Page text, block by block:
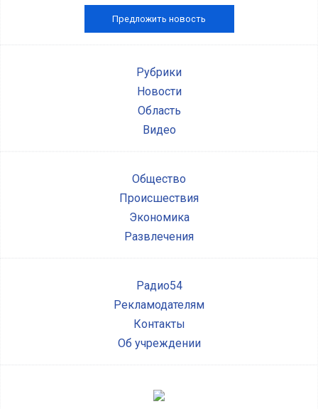
Предложить новость
Рубрики
Новости
Область
Видео
Общество
Происшествия
Экономика
Развлечения
Радио54
Рекламодателям
Контакты
Об учреждении